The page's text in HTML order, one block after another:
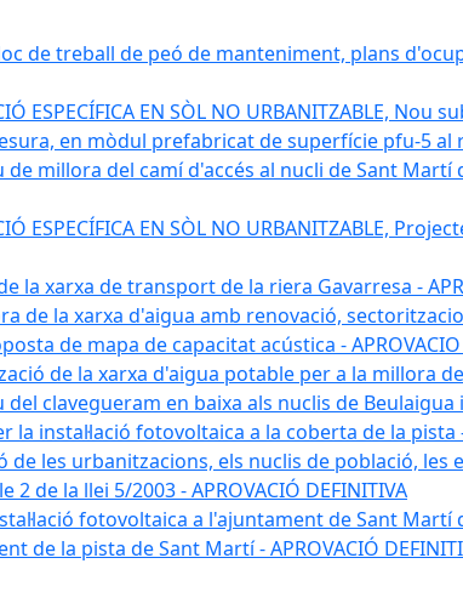
de treball de peó de manteniment, plans
ESPECÍFICA EN SÒL NO URBANITZABLE,
en mòdul prefabricat de superfície pfu-5 al
millora del camí d'accés al nucli de Sant
ESPECÍFICA EN SÒL NO URBANITZABLE,
la xarxa de transport de la riera Gavarresa -
de la xarxa d'aigua amb renovació, sectoritzacio
de mapa de capacitat acústica - APROVACIO
de la xarxa d'aigua potable per a la millora
clavegueram en baixa als nuclis de Beulaigua
la instal·lació fotovoltaica a la coberta de la pista -
de les urbanitzacions, els nuclis de població,
de la llei 5/2003 - APROVACIÓ DEFINITIVA
fotovoltaica a l'ajuntament de Sant Martí
de la pista de Sant Martí - APROVACIÓ